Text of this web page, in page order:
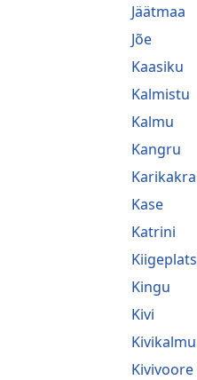
Jäätmaa
Jõe
Kaasiku
Kalmistu
Kalmu
Kangru
Karikakra
Kase
Katrini
Kingu
Kivi
Kivikalmu
Kivivoore